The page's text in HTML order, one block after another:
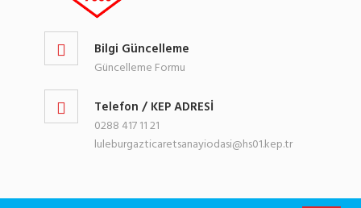
Bilgi Güncelleme
Güncelleme Formu
Telefon / KEP ADRESİ
0288 417 11 21
luleburgazticaretsanayiodasi@hs01.kep.tr